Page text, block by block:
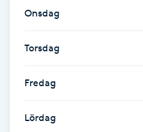
Hårborttagning
Hårbottenbehandling
Onsdag
Torsdag
Fredag
Lördag